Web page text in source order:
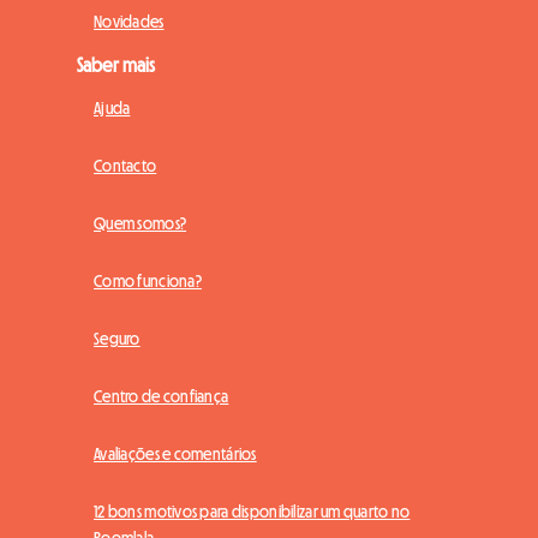
Novidades
Saber mais
Ajuda
Contacto
Quem somos?
Como funciona?
Seguro
Centro de confiança
Avaliações e comentários
12 bons motivos para disponibilizar um quarto no